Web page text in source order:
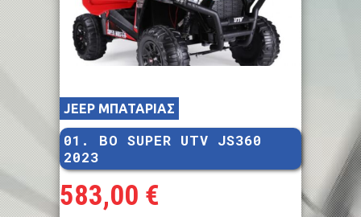
JEEP ΜΠΑΤΑΡΙΑΣ
01. BO SUPER UTV JS360
2023
583,00 €